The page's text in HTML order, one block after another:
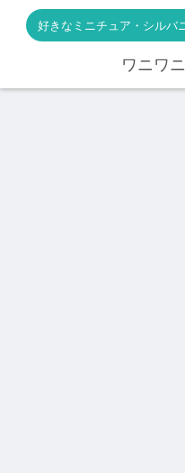
好きなミニチュア・シルバ
ワニワ